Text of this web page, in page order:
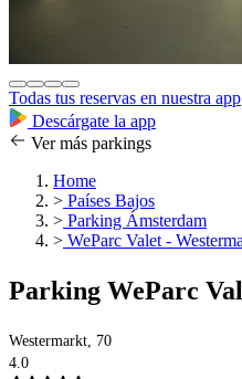
Todas tus reservas en nuestra app
Descárgate la app
Ver más parkings
Home
> Países Bajos
> Parking Ámsterdam
> WeParc Valet -
Parking WeParc
Westermarkt, 70
4.0